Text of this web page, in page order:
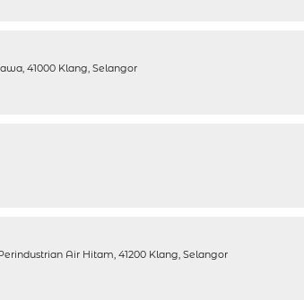
41000 Klang, Selangor
Air Hitam, 41200 Klang, Selangor